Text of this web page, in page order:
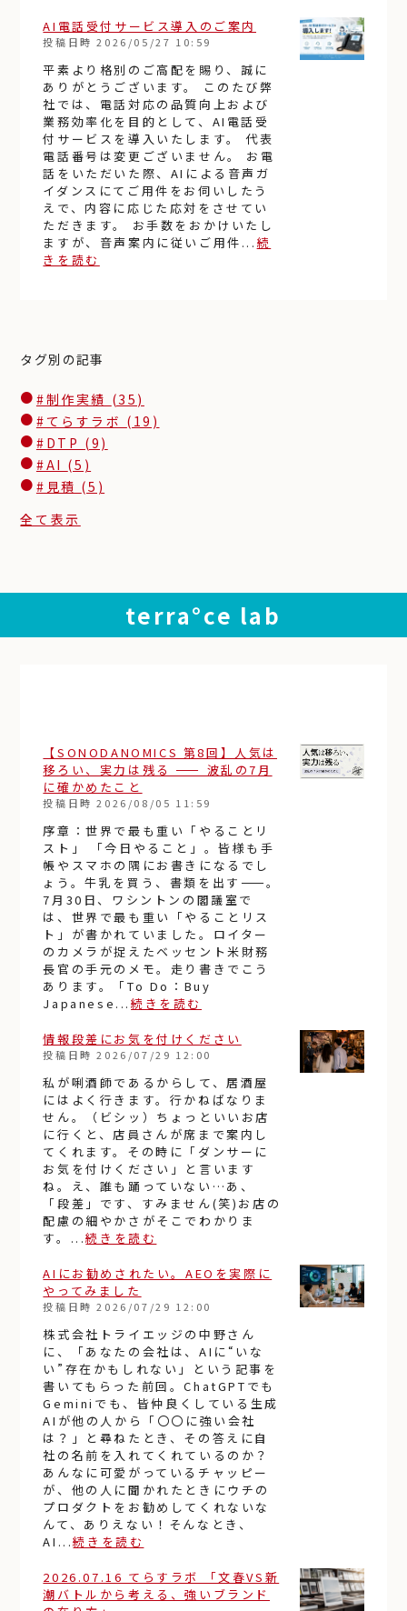
AI電話受付サービス導入のご案内
投稿日時 2026/05/27 10:59
平素より格別のご高配を賜り、誠に
ありがとうございます。 このたび弊
社では、電話対応の品質向上および
業務効率化を目的として、AI電話受
付サービスを導入いたします。 代表
電話番号は変更ございません。 お電
話をいただいた際、AIによる音声ガ
イダンスにてご用件をお伺いしたう
えで、内容に応じた応対をさせてい
ただきます。 お手数をおかけいたし
ますが、音声案内に従いご用件... 続
きを読む
タグ別の記事
#制作実績 (35)
#てらすラボ (19)
#DTP (9)
#AI (5)
#見積 (5)
全て表示
terra°ce lab
【SONODANOMICS 第8回】人気は
移ろい、実力は残る ―― 波乱の7月
に確かめたこと
投稿日時 2026/08/05 11:59
序章：世界で最も重い「やることリ
スト」 「今日やること」。皆様も手
帳やスマホの隅にお書きになるでし
ょう。牛乳を買う、書類を出す――。
7月30日、ワシントンの閣議室で
は、世界で最も重い「やることリス
ト」が書かれていました。ロイター
のカメラが捉えたベッセント米財務
長官の手元のメモ。走り書きでこう
あります。「To Do：Buy
Japanese...続きを読む
情報段差にお気を付けください
投稿日時 2026/07/29 12:00
私が唎酒師であるからして、居酒屋
にはよく行きます。行かねばなりま
せん。（ビシッ）ちょっといいお店
に行くと、店員さんが席まで案内し
てくれます。その時に「ダンサーに
お気を付けください」と言います
ね。え、誰も踊っていない…あ、
「段差」です、すみません(笑)お店の
配慮の細やかさがそこでわかりま
す。...続きを読む
AIにお勧めされたい。AEOを実際に
やってみました
投稿日時 2026/07/29 12:00
株式会社トライエッジの中野さん
に、「あなたの会社は、AIに“いな
い”存在かもしれない」という記事を
書いてもらった前回。ChatGPTでも
Geminiでも、皆仲良くしている生成
AIが他の人から「〇〇に強い会社
は？」と尋ねたとき、その答えに自
社の名前を入れてくれているのか？
あんなに可愛がっているチャッピー
が、他の人に聞かれたときにウチの
プロダクトをお勧めしてくれないな
んて、ありえない！そんなとき、
AI...続きを読む
2026.07.16 てらすラボ 「文春VS新
潮バトルから考える、強いブランド